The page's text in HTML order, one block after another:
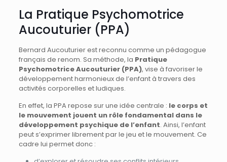
La Pratique Psychomotrice
Aucouturier (PPA)
Bernard Aucouturier est reconnu comme un pédagogue
français de renom. Sa méthode, la Pratique
Psychomotrice Aucouturier (PPA), vise à favoriser le
développement harmonieux de l’enfant à travers des
activités corporelles et ludiques.
En effet, la PPA repose sur une idée centrale : le corps et
le mouvement jouent un rôle fondamental dans le
développement psychique de l’enfant. Ainsi, l’enfant
peut s’exprimer librement par le jeu et le mouvement. Ce
cadre lui permet donc :